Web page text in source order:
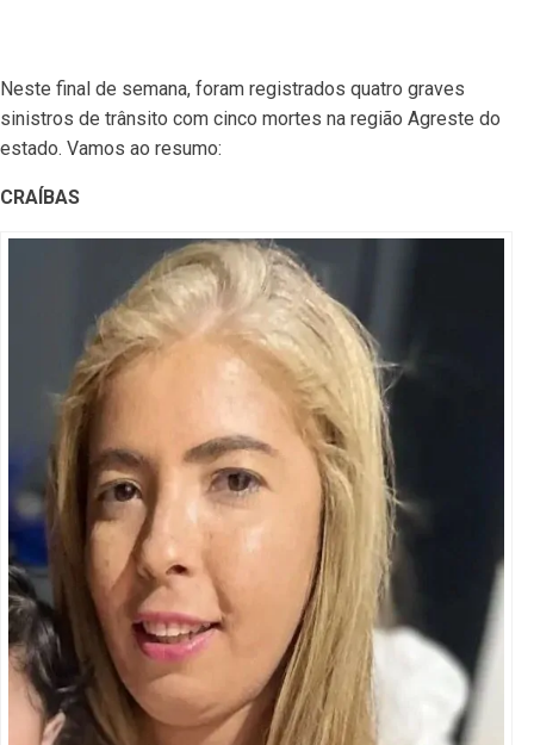
Neste final de semana, foram registrados quatro graves
sinistros de trânsito com cinco mortes na região Agreste do
estado. Vamos ao resumo:
CRAÍBAS